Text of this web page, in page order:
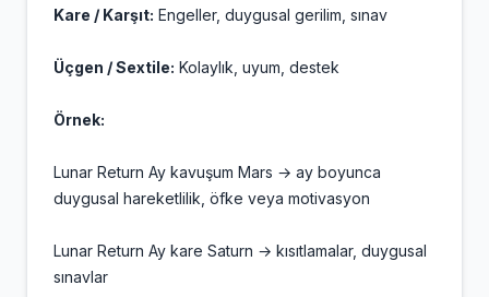
Kare / Karşıt: Engeller, duygusal gerilim, sınav
Üçgen / Sextile: Kolaylık, uyum, destek
Örnek:
Lunar Return Ay kavuşum Mars → ay boyunca
duygusal hareketlilik, öfke veya motivasyon
Lunar Return Ay kare Saturn → kısıtlamalar, duygusal
sınavlar